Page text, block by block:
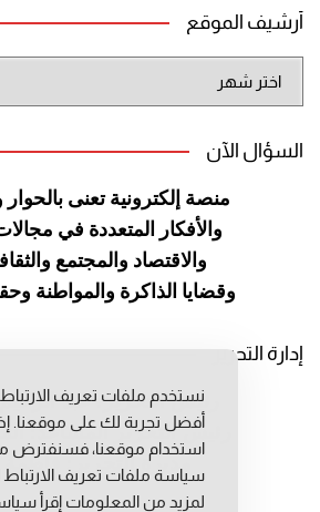
أرشيف الموقع
الموقع
السؤال الآن
منصة إلكترونية تعنى
والأفكار المتعددة في
والاقتصاد والمجتمع
وقضايا الذاكرة والمواطنة
إدارة التحرير
رئيس التحرير: عبد الرحيم
رئيس التحرير المساعد:
مديرة التحرير:
نستخدم ملفات تعريف
أفضل تجربة لك على موقعنا.
استخدام موقعنا، فسنفترض
سياسة ملفات تعريف الارتباط
لمزيد من المعلومات إقرأ